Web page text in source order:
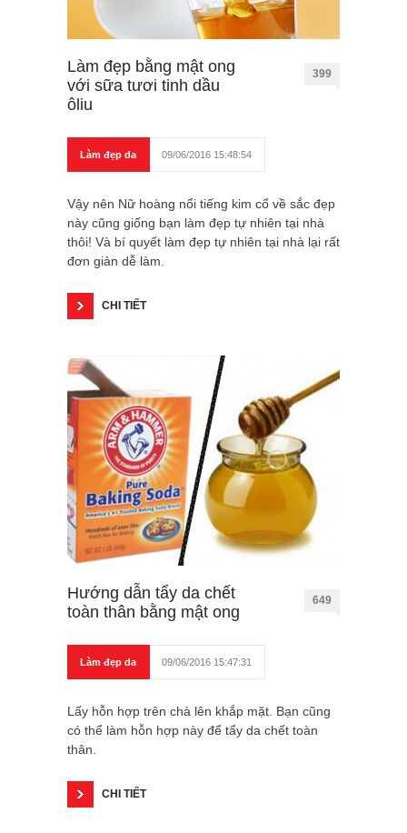
Làm đẹp bằng mật ong
với sữa tươi tinh dầu
ôliu
399
Làm đẹp da 09/06/2016 15:48:54
Vậy nên Nữ hoàng nổi tiếng kim cổ về sắc đẹp
này cũng giống bạn làm đẹp tự nhiên tại nhà
thôi! Và bí quyết làm đẹp tự nhiên tại nhà lại rất
đơn giản dễ làm.
CHI TIẾT
Hướng dẫn tẩy da chết
toàn thân bằng mật ong
649
Làm đẹp da 09/06/2016 15:47:31
Lấy hỗn hợp trên chà lên khắp mặt. Bạn cũng
có thể làm hỗn hợp này để tẩy da chết toàn
thân.
CHI TIẾT